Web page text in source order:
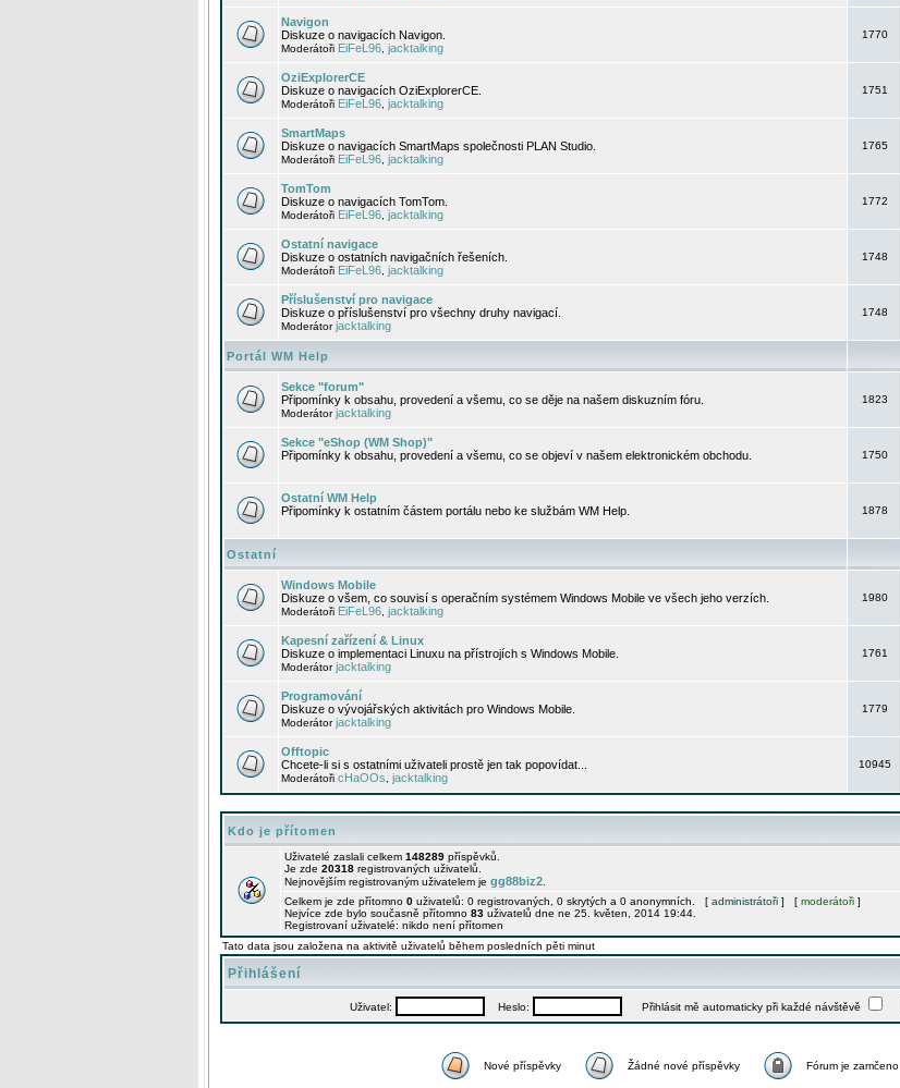
Navigon
Diskuze o navigacích Navigon.
Moderátoři EiFeL96 jacktalking
1770
OziExplorerCE
Diskuze o navigacích OziExplorerCE.
Moderátoři EiFeL96 jacktalking
1751
SmartMaps
Diskuze o navigacích SmartMaps společnosti PLAN Studio.
Moderátoři EiFeL96 jacktalking
1765
TomTom
Diskuze o navigacích TomTom.
Moderátoři EiFeL96 jacktalking
1772
Ostatní navigace
Diskuze o ostatních navigačních řešeních.
Moderátoři EiFeL96 jacktalking
1748
Příslušenství pro navigace
Diskuze o příslušenství pro všechny druhy navigací.
Moderátorjacktalking
1748
Portál WM Help
Sekce "forum"
Připomínky k obsahu, provedení a všemu, co se děje na našem diskuzním fóru.
Moderátorjacktalking
1823
Sekce "eShop (WM Shop)"
Připomínky k obsahu, provedení a všemu, co se objeví v našem elektronickém obchodu.
1750
Ostatní WM Help
Připomínky k ostatním částem portálu nebo ke službám WM Help.
1878
Ostatní
Windows Mobile
Diskuze o všem, co souvisí s operačním systémem Windows Mobile ve všech jeho verzích.
Moderátoři EiFeL96 jacktalking
1980
Kapesní zařízení & Linux
Diskuze o implementaci Linuxu na přístrojích s Windows Mobile.
Moderátorjacktalking
1761
Programování
Diskuze o vývojářských aktivitách pro Windows Mobile.
Moderátorjacktalking
1779
Offtopic
Chcete-li si s ostatními uživateli prostě jen tak popovídat...
Moderátoři cHaOOs jacktalking
10945
Kdo je přítomen
Uživatelé zaslali celkem 148289 příspěvků.
Je zde 20318 registrovaných uživatelů.
Nejnovějším registrovaným uživatelem je gg88biz2
Celkem je zde přítomno 0 uživatelů: 0 registrovaných, 0 skrytých a 0 anonymních. [ administrátoři ] [ moderátoři ]
Nejvíce zde bylo současně přítomno 83 uživatelů dne ne 25. květen, 2014 19:44.
Registrovaní uživatelé: nikdo není přítomen
Tato data jsou založena na aktivitě uživatelů během posledních pěti minut
Přihlášení
Uživatel: Heslo: Přihlásit mě automaticky při každé návštěvě
Nové příspěvky Žádné nové příspěvky Fórum je zamčeno